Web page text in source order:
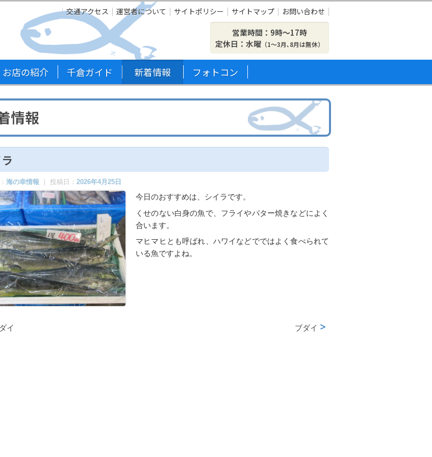
交通アクセス 運営者について サイトポリシー サイトマップ お問い合わせ
営業時間：9時〜17時
定休日：水曜 （1～3月､8月は無休）
お店の紹介 千倉ガイド 新着情報 フォトコン
情報
海の幸情報 ｜ 投稿日： 2026年4月25日
今日のおすすめは、シイラです。
くせのない白身の魚で、フライやバター焼きなどによく
合います。
マヒマヒとも呼ばれ、ハワイなどでではよく食べられて
いる魚ですよね。
ブダイ
イ